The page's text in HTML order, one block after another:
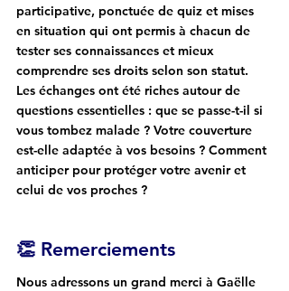
participative, ponctuée de quiz et mises
en situation qui ont permis à chacun de
tester ses connaissances et mieux
comprendre ses droits selon son statut.
Les échanges ont été riches autour de
questions essentielles : que se passe-t-il si
vous tombez malade ? Votre couverture
est-elle adaptée à vos besoins ? Comment
anticiper pour protéger votre avenir et
celui de vos proches ?
👏 Remerciements
Nous adressons un grand merci à Gaëlle